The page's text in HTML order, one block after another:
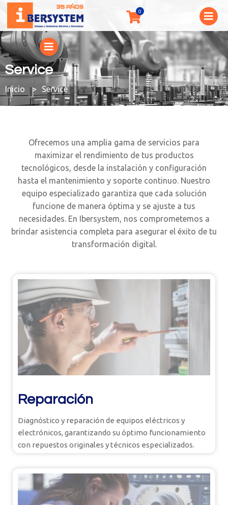
Service
You are here:Service
Ofrecemos una amplia gama de servicios para
maximizar el rendimiento de tus productos
tecnológicos, desde la instalación y configuración
hasta el mantenimiento y soporte continuo. Nuestro
equipo especializado garantiza que cada solución
funcione de manera óptima y se ajuste a tus
necesidades. En Ibersystem, nos comprometemos a
brindar asistencia completa para asegurar el éxito de tu
transformación digital.
Reparación
Diagnóstico y reparación de equipos eléctricos y
electrónicos, garantizando su óptimo funcionamiento
con repuestos originales y técnicos especializados.